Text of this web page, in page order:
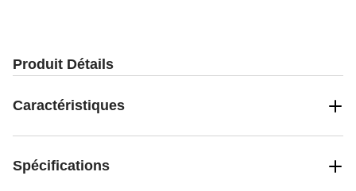
Produit Détails
Caractéristiques
Spécifications